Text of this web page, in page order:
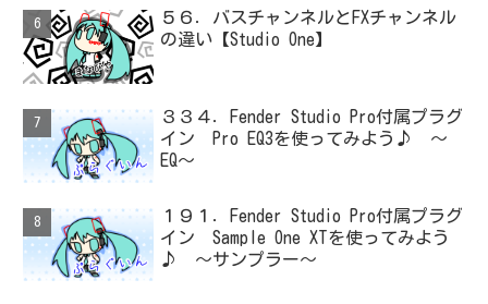
５６．バスチャンネルとFXチャンネル
の違い【Studio One】
３３４．Fender Studio Pro付属プラグ
イン Pro EQ3を使ってみよう♪ ～
EQ～
１９１．Fender Studio Pro付属プラグ
イン Sample One XTを使ってみよう
♪ ～サンプラー～